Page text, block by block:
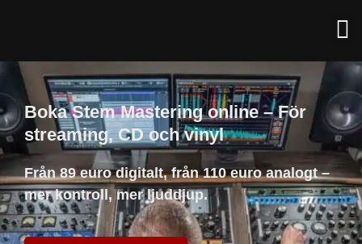
Boka Stem Mastering online – För
streaming, CD och vinyl
Från 89 euro digitalt, från 110 euro analogt –
mer kontroll, mer ljuddjup.